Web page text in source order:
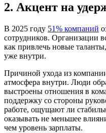
2. Акцент на
В 2025 году 51% компаний
сотрудников. Организации
как привлечь новые
уже внутри.
Причиной ухода из
атмосфера внутри. Люди
выстроены отношения в
поддержку со стороны
работе, ощущают ли
оказывать не меньшее
чем уровень зарплаты.